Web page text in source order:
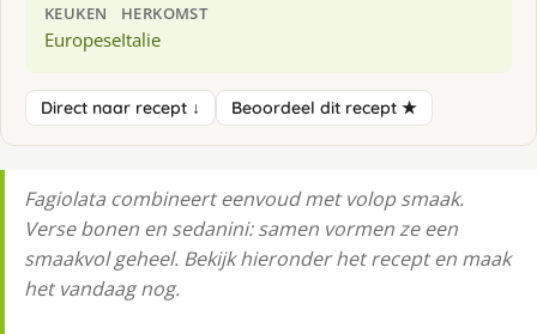
KEUKEN
Europese
HERKOMST
Italie
Direct naar recept ↓ Beoordeel dit recept ★
Fagiolata combineert eenvoud met volop smaak.
Verse bonen en sedanini: samen vormen ze een
smaakvol geheel. Bekijk hieronder het recept en maak
het vandaag nog.